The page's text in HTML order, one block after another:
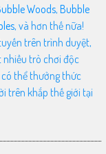
Woods, Bubble
, và hơn thế nữa!
trên trình duyệt,
nhiều trò chơi độc
thể thưởng thức
trên khắp thế giới tại